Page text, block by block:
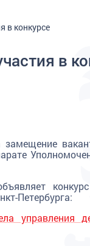
в конкурсе
в
Петербурга:
управления